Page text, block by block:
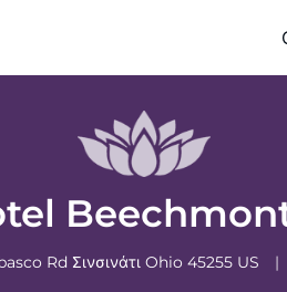
Rd Σινσινάτι Ohio 45255 US